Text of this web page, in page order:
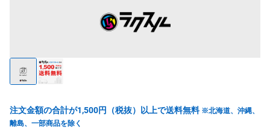
注文金額の合計が1,500円（税抜）以上で送料無料 ※北海道、沖縄、
離島、一部商品を除く